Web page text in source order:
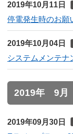
2019年10月11日
停電発生時のお願
2019年10月04日
システムメンテナ
2019年 9月
2019年09月30日